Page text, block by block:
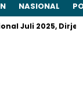
NASIONAL
Dirjen